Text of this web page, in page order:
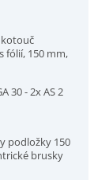
kotouč
fólií, 150 mm,
30 - 2x AS 2
podložky 150
brusky